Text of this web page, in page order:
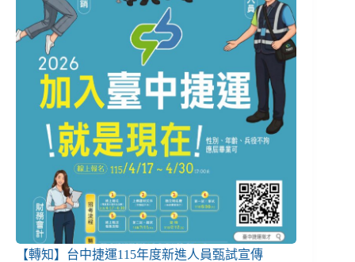
【轉知】台中捷運115年度新進人員甄試宣傳